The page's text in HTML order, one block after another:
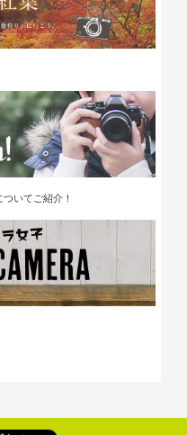
いてご紹介！